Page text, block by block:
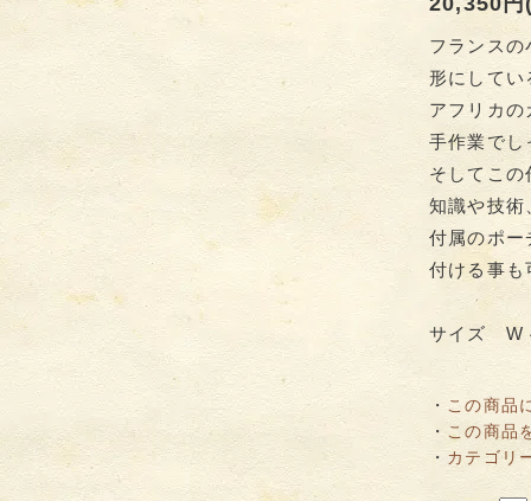
フランス
形にして
アフリカ
手作業でし
そしてこ
知識や技術
付属のポー
付ける事も
サイズ W
・ この商品
・ この商品
・ カテゴリ